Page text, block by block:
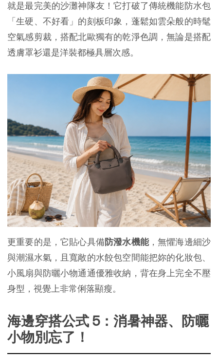
就是最完美的沙灘神隊友！它打破了傳統機能防水包
「生硬、不好看」的刻板印象，蓬鬆如雲朵般的時髦
空氣感剪裁，搭配北歐獨有的乾淨色調，無論是搭配
透膚罩衫還是洋裝都極具層次感。
更重要的是，它貼心具備防潑水機能，無懼海邊細沙
與潮濕水氣，且寬敞的水餃包空間能把妳的化妝包、
小風扇與防曬小物通通優雅收納，背在身上完全不壓
身型，視覺上非常俐落顯瘦。
海邊穿搭公式 5：消暑神器、防曬
小物別忘了！